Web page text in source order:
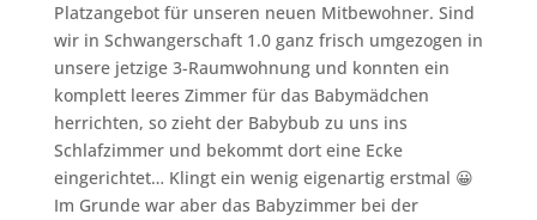
Platzangebot für unseren neuen Mitbewohner. Sind
wir in Schwangerschaft 1.0 ganz frisch umgezogen in
unsere jetzige 3-Raumwohnung und konnten ein
komplett leeres Zimmer für das Babymädchen
herrichten, so zieht der Babybub zu uns ins
Schlafzimmer und bekommt dort eine Ecke
eingerichtet… Klingt ein wenig eigenartig erstmal 😀
Im Grunde war aber das Babyzimmer bei der